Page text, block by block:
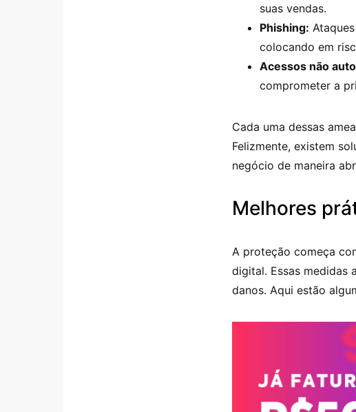
suas vendas.
Phishing:
colocando em
Acessos não
comprometer a
Cada uma dessas
Felizmente, existem
negócio de maneira
Melhores
A proteção começa
digital. Essas medidas
danos. Aqui estão